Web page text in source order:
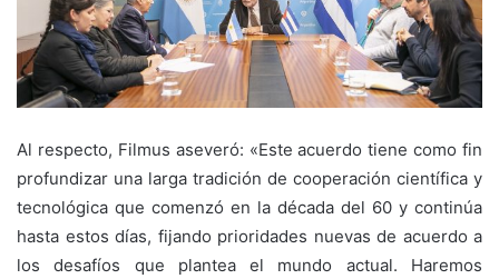
Al respecto, Filmus aseveró: «Este acuerdo tiene como fin
profundizar una larga tradición de cooperación científica y
tecnológica que comenzó en la década del 60 y continúa
hasta estos días, fijando prioridades nuevas de acuerdo a
los desafíos que plantea el mundo actual. Haremos